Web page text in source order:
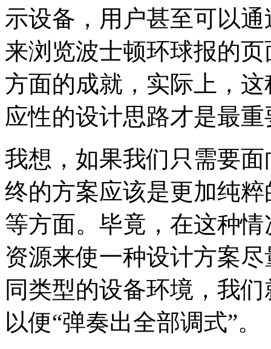
示设备，用户甚至可以
来浏览波士顿环球报的
方面的成就，实际上，
应性的设计思路才是最重
我想，如果我们只需要
终的方案应该是更加纯
等方面。毕竟，在这种
资源来使一种设计方案
同类型的设备环境，我
以便“弹奏出全部调式”。